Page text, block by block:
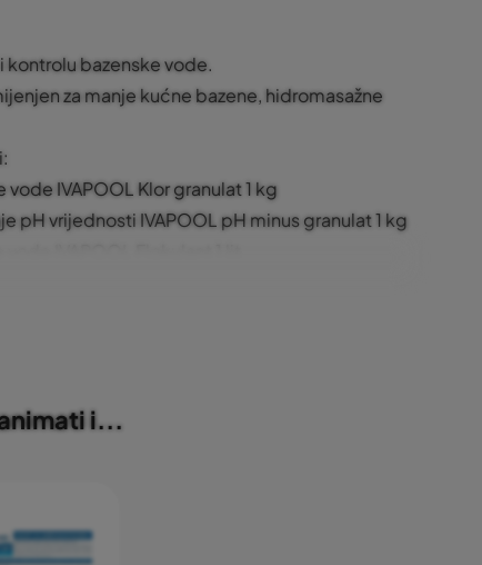
kontrolu bazenske vode.
za manje kućne bazene, hidromasažne
vode IVAPOOL Klor granulat 1 kg
pH vrijednosti IVAPOOL pH minus granulat 1 kg
sredstava iz sadržaja kompleta, u
se i praktične upute za upotrebu sa savjetima
i...